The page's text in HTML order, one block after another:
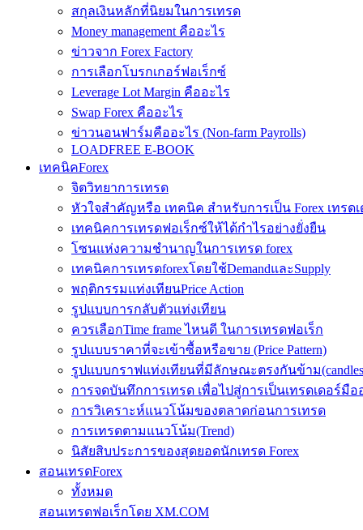
สกุลเงินหลักที่นิยมในการเทรด
Money management คืออะไร
ข่าวจาก Forex Factory
การเลือกโบรกเกอร์ฟอเร็กซ์
Leverage Lot Margin คืออะไร
Swap Forex คืออะไร
ข่าวนอนฟาร์มคืออะไร (Non-farm Payrolls)
LOADFREE E-BOOK
เทคนิคForex
จิตวิทยาการเทรด
หัวใจสำคัญหรือ เทคนิค สำหรับการเป็น Forex เทรดเ
เทคนิคการเทรดฟอเร็กซ์ให้ได้กำไรอย่างยั่งยืน
โซนแห่งความชำนาญในการเทรด forex
เทคนิคการเทรดforexโดยใช้DemandและSupply
พฤติกรรมแท่งเทียนPrice Action
รูปแบบการกลับตัวแท่งเทียน
ควรเลือกTime frame ไหนดี ในการเทรดฟอเร็ก
รูปแบบราคาที่จะเข้าซื้อหรือขาย (Price Pattern)
รูปแบบกราฟแท่งเทียนที่มีลักษณะตรงกันข้าม
การจดบันทึกการเทรด เพื่อไปสู่การเป็นเทรดเดอร์มื
การวิเคราะห์แนวโน้มของตลาดก่อนการเทรด
การเทรดตามแนวโน้ม(Trend)
นิสัยสิบประการของสุดยอดนักเทรด Forex
สอนเทรดForex
ทั้งหมด
สอนเทรดฟอเร็กโดย XM.COM